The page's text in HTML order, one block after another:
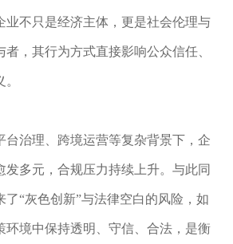
业不只是经济主体，更是社会伦理与
，其行为方式直接影响公众信任、
台治理、跨境运营等复杂背景下，企
发多元，合规压力持续上升。与此同
了“灰色创新”与法律空白的风险，如
环境中保持透明、守信、合法，是衡